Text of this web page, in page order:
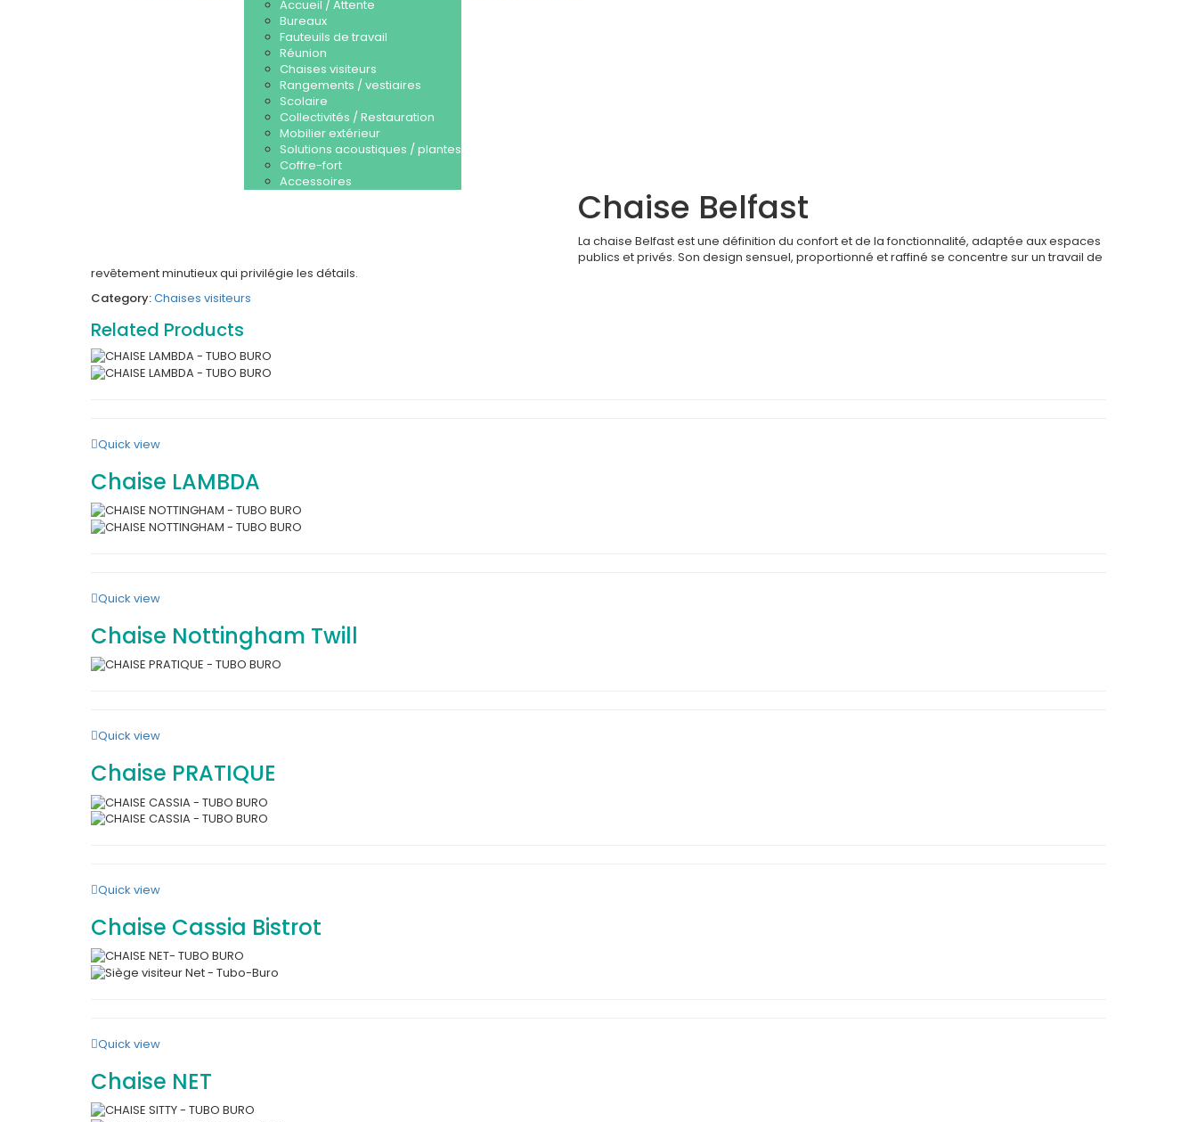
Accueil / Attente
Bureaux
Fauteuils de travail
Réunion
Chaises visiteurs
Rangements / vestiaires
Scolaire
Collectivités / Restauration
Mobilier extérieur
Solutions acoustiques / plantes
Coffre-fort
Accessoires
Chaise Belfast
La chaise Belfast est une définition du confort et de la fonctionnalité, adaptée aux espaces
publics et privés. Son design sensuel, proportionné et raffiné se concentre sur un travail de
revêtement minutieux qui privilégie les détails.
Category:Chaises visiteurs
Related Products
Quick view
Chaise LAMBDA
Quick view
Chaise Nottingham Twill
Quick view
Chaise PRATIQUE
Quick view
Chaise Cassia Bistrot
Quick view
Chaise NET